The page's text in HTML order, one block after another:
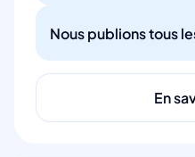
Nous publions tous
En